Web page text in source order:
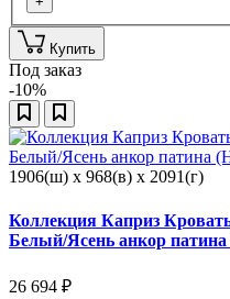
Купить
Под заказ
-10%
1906(ш) x 968(в) x 2091(г)
Коллекция Каприз
Белый/Ясень анкор
26 694 ₽